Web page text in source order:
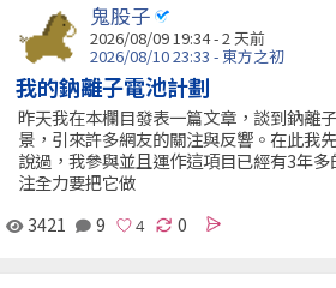
鬼股子
2026/08/09 19:34 - 2 天前
2026/08/10 23:33 - 東方之初
我的鈉離子電池計劃
昨天我在本欄目發表一篇文章，談到鈉離
景，引來許多網友的關注與反響。在此我
說過，我參與並且運作這項目已經有3年
注全力要把它做
3421
9 0